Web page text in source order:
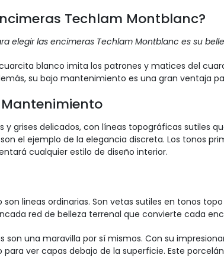
Techlam Montblanc?
elegir lasencimeras Techlam Montblanc es su
blanco imita los patrones y matices del
su bajo mantenimiento es una gran ventaja
y grises delicados, con líneas topográficas sutiles
el ejemplo de la elegancia discreta. Los tonos
cualquier estilo de diseño interior.
son lineas ordinarias. Son vetas sutiles en tonos
red de belleza terrenal que convierte cada
son una maravilla por sí mismos. Con su
para ver capas debajo de la superficie. Este